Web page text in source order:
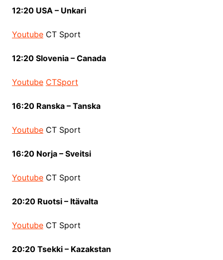
12:20 USA – Unkari
YoutubeCT Sport
12:20 Slovenia – Canada
Youtube CTSport
16:20 Ranska – Tanska
YoutubeCT Sport
16:20 Norja – Sveitsi
YoutubeCT Sport
20:20 Ruotsi – Itävalta
YoutubeCT Sport
20:20 Tsekki – Kazakstan